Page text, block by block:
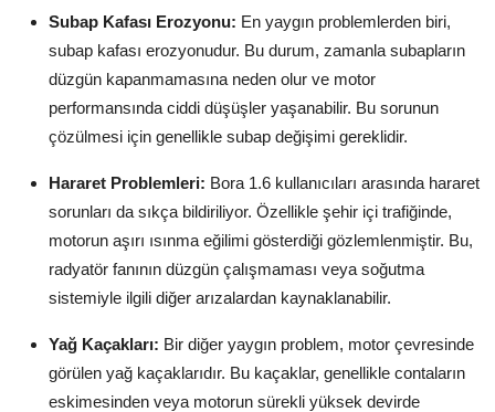
Subap Kafası Erozyonu: En yaygın problemlerden biri,
subap kafası erozyonudur. Bu durum, zamanla subapların
düzgün kapanmamasına neden olur ve motor
performansında ciddi düşüşler yaşanabilir. Bu sorunun
çözülmesi için genellikle subap değişimi gereklidir.
Hararet Problemleri: Bora 1.6 kullanıcıları arasında hararet
sorunları da sıkça bildiriliyor. Özellikle şehir içi trafiğinde,
motorun aşırı ısınma eğilimi gösterdiği gözlemlenmiştir. Bu,
radyatör fanının düzgün çalışmaması veya soğutma
sistemiyle ilgili diğer arızalardan kaynaklanabilir.
Yağ Kaçakları: Bir diğer yaygın problem, motor çevresinde
görülen yağ kaçaklarıdır. Bu kaçaklar, genellikle contaların
eskimesinden veya motorun sürekli yüksek devirde